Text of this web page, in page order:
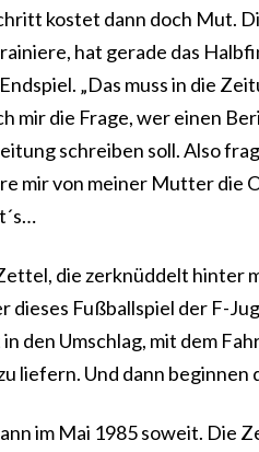
kostet dann doch Mut.
hat gerade das
„Das muss in die
mir die Frage, wer einen
schreiben soll. Also
mir von meiner Mutter die
die zerknüddelt hinter
dieses Fußballspiel der F-
den Umschlag, mit dem
liefern. Und dann beginnen
im Mai 1985 soweit. Die